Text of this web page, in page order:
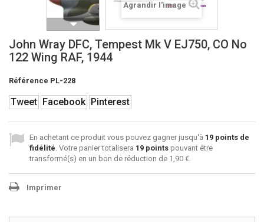
Agrandir l'image
John Wray DFC, Tempest Mk V EJ750, CO No
122 Wing RAF, 1944
Référence PL-228
Tweet Facebook Pinterest
En achetant ce produit vous pouvez gagner jusqu'à 19 points de
fidélité. Votre panier totalisera 19 points pouvant être
transformé(s) en un bon de réduction de 1,90 €.
Imprimer